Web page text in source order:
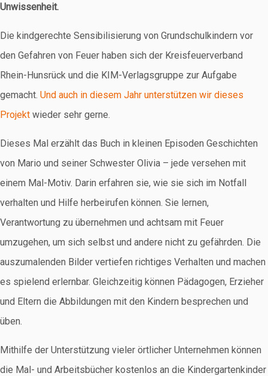
Unwissenheit.
Die kindgerechte Sensibilisierung von Grundschulkindern vor
den Gefahren von Feuer haben sich der Kreisfeuerverband
Rhein-Hunsrück und die KIM-Verlagsgruppe zur Aufgabe
gemacht. Und auch in diesem Jahr unterstützen wir dieses
Projekt wieder sehr gerne.
Dieses Mal erzählt das Buch in kleinen Episoden Geschichten
von Mario und seiner Schwester Olivia – jede versehen mit
einem Mal-Motiv. Darin erfahren sie, wie sie sich im Notfall
verhalten und Hilfe herbeirufen können. Sie lernen,
Verantwortung zu übernehmen und achtsam mit Feuer
umzugehen, um sich selbst und andere nicht zu gefährden. Die
auszumalenden Bilder vertiefen richtiges Verhalten und machen
es spielend erlernbar. Gleichzeitig können Pädagogen, Erzieher
und Eltern die Abbildungen mit den Kindern besprechen und
üben.
Mithilfe der Unterstützung vieler örtlicher Unternehmen können
die Mal- und Arbeitsbücher kostenlos an die Kindergartenkinder